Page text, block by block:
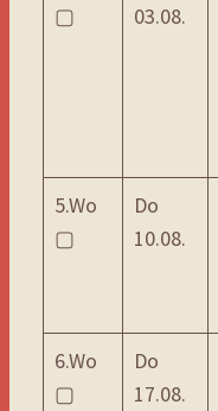
▢
03.08.
5.Wo
▢
Do
10.08.
6.Wo
▢
Do
17.08.